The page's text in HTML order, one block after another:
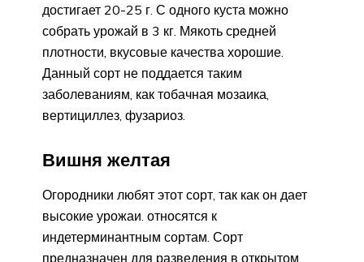
достигает 20-25 г. С одного куста можно
собрать урожай в 3 кг. Мякоть средней
плотности, вкусовые качества хорошие.
Данный сорт не поддается таким
заболеваниям, как тобачная мозаика,
вертициллез, фузариоз.
Вишня желтая
Огородники любят этот сорт, так как он дает
высокие урожаи. относятся к
индетерминантным сортам. Сорт
предназначен для разведения в открытом